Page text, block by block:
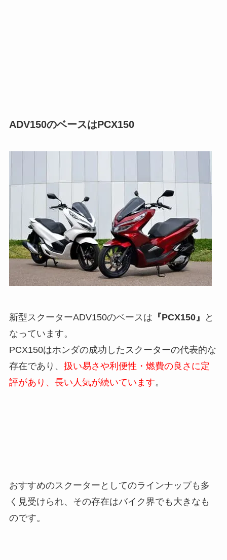
ADV150のベースはPCX150
新型スクーターADV150のベースは 『PCX150』
と
なっています。
PCX150はホンダの成功したスクーターの代表的な
存在であり、 扱い易さや利便性・燃費の良さに定
評があり、長い人気が続いています。
おすすめのスクーターとしてのラインナップも多
く見受けられ、その存在はバイク界でも大きなも
のです。